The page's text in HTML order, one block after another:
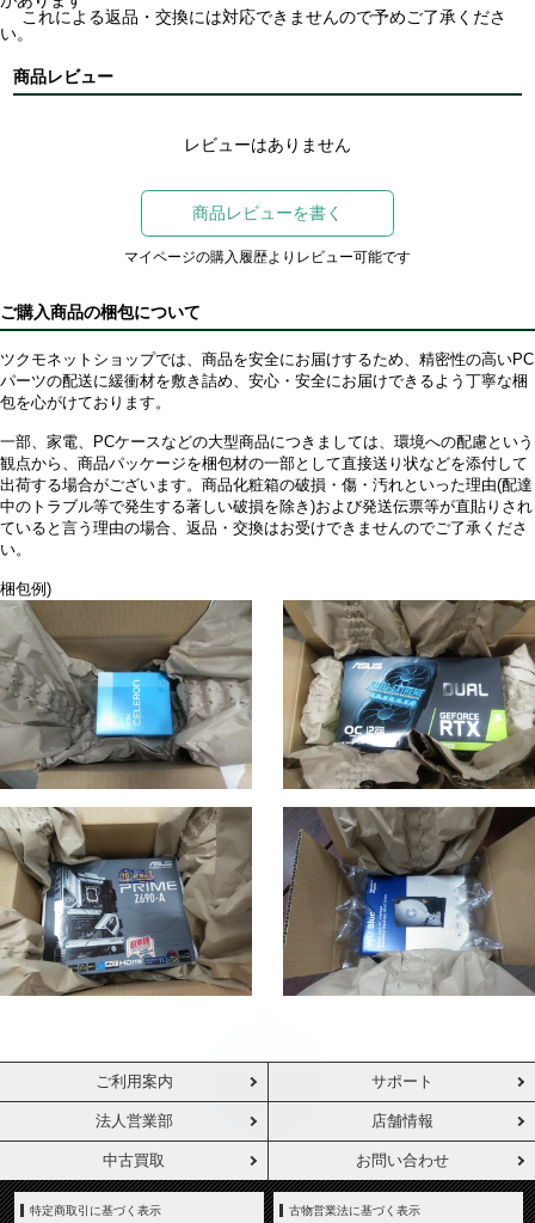
これによる返品・交換には対応できませんので予めご了承くださ
い。
商品レビュー
レビューはありません
商品レビューを書く
マイページの購入履歴よりレビュー可能です
ご購入商品の梱包について
ツクモネットショップでは、商品を安全にお届けするため、精密性の高いPC
パーツの配送に緩衝材を敷き詰め、安心・安全にお届けできるよう丁寧な梱
包を心がけております。
一部、家電、PCケースなどの大型商品につきましては、環境への配慮という
観点から、商品パッケージを梱包材の一部として直接送り状などを添付して
出荷する場合がございます。商品化粧箱の破損・傷・汚れといった理由(配達
中のトラブル等で発生する著しい破損を除き)および発送伝票等が直貼りされ
ていると言う理由の場合、返品・交換はお受けできませんのでご了承くださ
い。
梱包例)
ご利用案内 サポート
法人営業部 店舗情報
中古買取 お問い合わせ
特定商取引に基づく表示 古物営業法に基づく表示